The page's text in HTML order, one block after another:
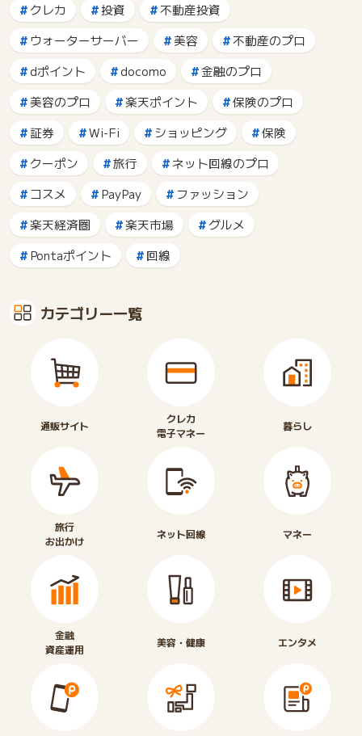
クレカ
投資
不動産投資
ウォーターサーバー
美容
不動産のプロ
dポイント
docomo
金融のプロ
美容のプロ
楽天ポイント
保険のプロ
証券
Wi-Fi ショッピング
保険
クーポン
旅行
ネット回線のプロ
コスメ
PayPay
ファッション
楽天経済圏
楽天市場
グルメ
Pontaポイント
回線
カテゴリー一覧
通販サイト
クレカ
電子マネー
暮らし
旅行
お出かけ
ネット回線 マネー
金融
資産運用
美容・健康 エンタメ